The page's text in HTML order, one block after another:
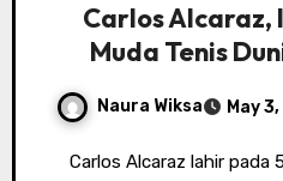
Carlos Alcaraz,
Muda Tenis
Naura Wiksa May
Carlos Alcaraz lahir pada 5 Mei 2003 di El Palmar,